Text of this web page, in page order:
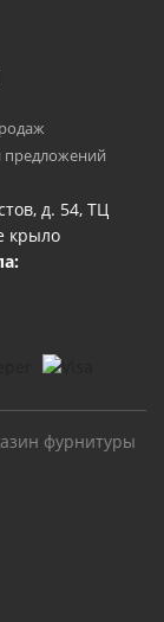
предложений
д. 54, ТЦ
крыло
фурнитуры